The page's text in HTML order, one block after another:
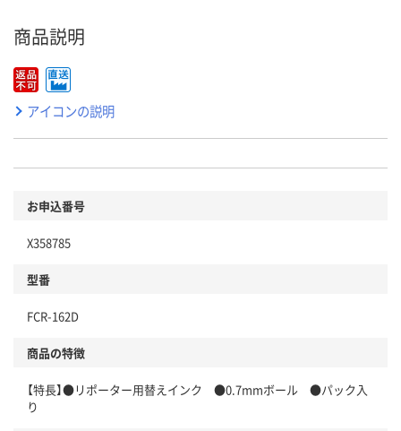
商品説明
アイコンの説明
お申込番号
X358785
型番
FCR-162D
商品の特徴
【特長】●リポーター用替えインク ●0.7mmボール ●パック入
り